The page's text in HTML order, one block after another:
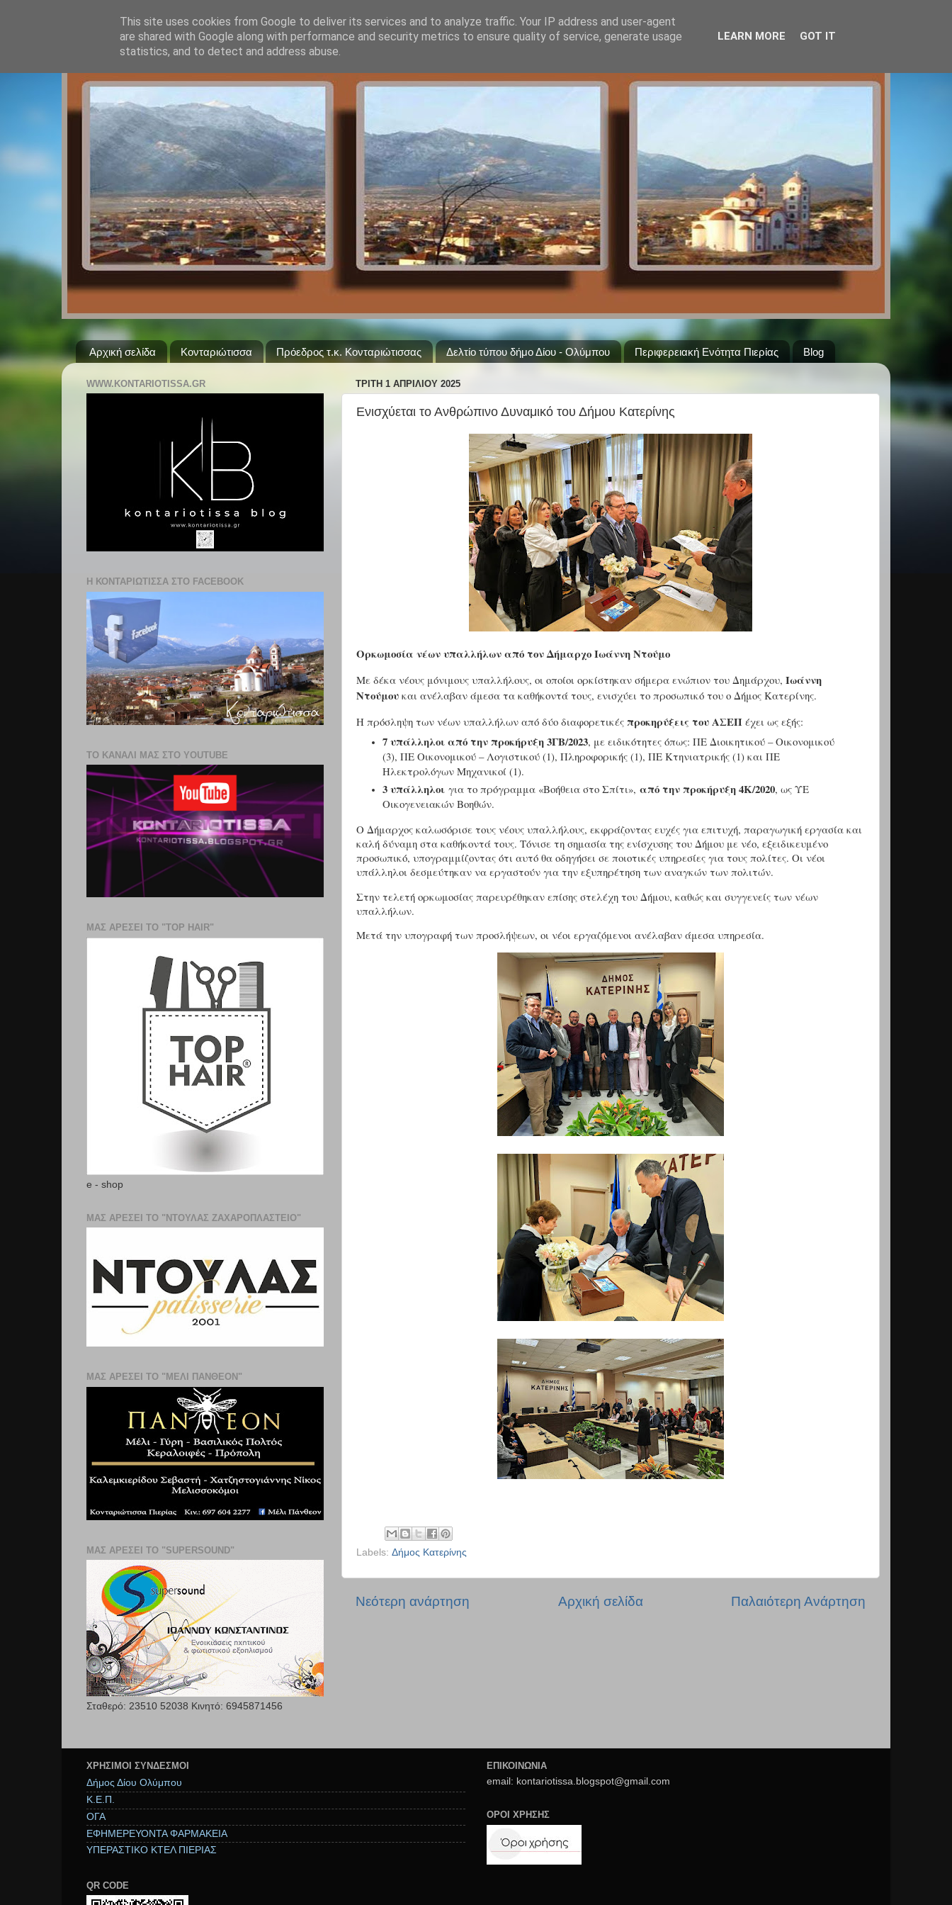
Αρχική σελίδα Κονταριώτισσα Πρόεδρος τ.κ. Κονταριώτισσας Δελτίο τύπου δήμο Δίου - Ολύμπου Περιφερειακή Ενότητα Πιερίας Blog
ΤΡΊΤΗ 1 ΑΠΡΙΛΊΟΥ 2025
Ενισχύεται το Ανθρώπινο Δυναμικό του Δήμου Κατερίνης
Ορκωμοσία νέων υπαλλήλων από τον Δήμαρχο Ιωάννη Ντούμο
Με δέκα νέους μόνιμους υπαλλήλους, οι οποίοι ορκίστηκαν σήμερα ενώπιον του Δημάρχου, Ιωάννη
Ντούμου και ανέλαβαν άμεσα τα καθήκοντά τους, ενισχύει το προσωπικό του ο Δήμος Κατερίνης.
Η πρόσληψη των νέων υπαλλήλων από δύο διαφορετικές προκηρύξεις του ΑΣΕΠ έχει ως εξής:
7 υπάλληλοι από την προκήρυξη 3ΓΒ/2023, με ειδικότητες όπως: ΠΕ Διοικητικού – Οικονομικού
(3), ΠΕ Οικονομικού – Λογιστικού (1), Πληροφορικής (1), ΠΕ Κτηνιατρικής (1) και ΠΕ
Ηλεκτρολόγων Μηχανικοί (1).
3 υπάλληλοι για το πρόγραμμα «Βοήθεια στο Σπίτι»,από την προκήρυξη 4Κ/2020, ως ΥΕ
Οικογενειακών Βοηθών.
Ο Δήμαρχος καλωσόρισε τους νέους υπαλλήλους, εκφράζοντας ευχές για επιτυχή, παραγωγική εργασία και
καλή δύναμη στα καθήκοντά τους. Τόνισε τη σημασία της ενίσχυσης του Δήμου με νέο, εξειδικευμένο
προσωπικό, υπογραμμίζοντας ότι αυτό θα οδηγήσει σε ποιοτικές υπηρεσίες για τους πολίτες. Οι νέοι
υπάλληλοι δεσμεύτηκαν να εργαστούν για την εξυπηρέτηση των αναγκών των πολιτών.
Στην τελετή ορκωμοσίας παρευρέθηκαν επίσης στελέχη του Δήμου, καθώς και συγγενείς των νέων
υπαλλήλων.
Μετά την υπογραφή των προσλήψεων, οι νέοι εργαζόμενοι ανέλαβαν άμεσα υπηρεσία.
Labels: Δήμος Κατερίνης
Νεότερη ανάρτηση Παλαιότερη Ανάρτηση
Αρχική σελίδα
WWW.KONTARIOTISSA.GR
Η ΚΟΝΤΑΡΙΩΤΙΣΣΑ ΣΤΟ FACEBOOK
ΤΟ ΚΑΝΑΛΙ ΜΑΣ ΣΤΟ YOUTUBE
ΜΑΣ ΑΡΕΣΕΙ ΤΟ "TOP HAIR"
e - shop
ΜΑΣ ΑΡΕΣΕΙ ΤΟ "ΝΤΟΥΛΑΣ ΖΑΧΑΡΟΠΛΑΣΤΕΊΟ"
ΜΑΣ ΑΡΕΣΕΙ ΤΟ "ΜΕΛΙ ΠΑΝΘΕΟΝ"
ΜΑΣ ΑΡΕΣΕΙ ΤΟ "SUPERSOUND"
Σταθερό: 23510 52038 Κινητό: 6945871456
ΧΡΉΣΙΜΟΙ ΣΥΝΔΕΣΜΟΙ
Δήμος Δίου Ολύμπου
Κ.Ε.Π.
ΟΓΑ
ΕΦΗΜΕΡΕΥΟΝΤΑ ΦΑΡΜΑΚΕΙΑ
ΥΠΕΡΑΣΤΙΚΟ ΚΤΕΛ ΠΙΕΡΙΑΣ
QR CODE
ΕΠΙΚΟΙΝΩΝΙΑ
email: kontariotissa.blogspot@gmail.com
ΟΡΟΙ ΧΡΗΣΗΣ
This site uses cookies from Google to deliver its services and to analyze traffic. Your IP address and user-agent
are shared with Google along with performance and security metrics to ensure quality of service, generate usage
statistics, and to detect and address abuse.
LEARN MORE GOT IT